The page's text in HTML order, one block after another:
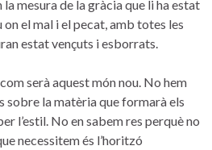
mesura de la gràcia que li ha estat
on el mal i el pecat, amb totes les
estat vençuts i esborrats.
serà aquest món nou. No hem
sobre la matèria que formarà els
l’estil. No en sabem res perquè no
necessitem és l’horitzó